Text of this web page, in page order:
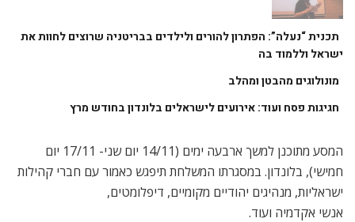
תכנית “נעלה”: הפתרון להורים ולילדים בבריטניה שרוצים לחוות את
ישראל וללמוד בה
מונולוגים מהבטן ומהלב
חגיגות פסח ועוד: אירועים לישראלים בלונדון בחודש מרץ
המסע מתוכנן למשך ארבעה ימים (14/11 יום שני- 17/11 יום
חמישי), בלונדון. במסגרתו המשלחת תיפגש כאמור עם חברי קהילות
ישראליות, מנהיגים יהודיים מקומיים, דיפלומטים,
אנשי אקדמיה ועוד.